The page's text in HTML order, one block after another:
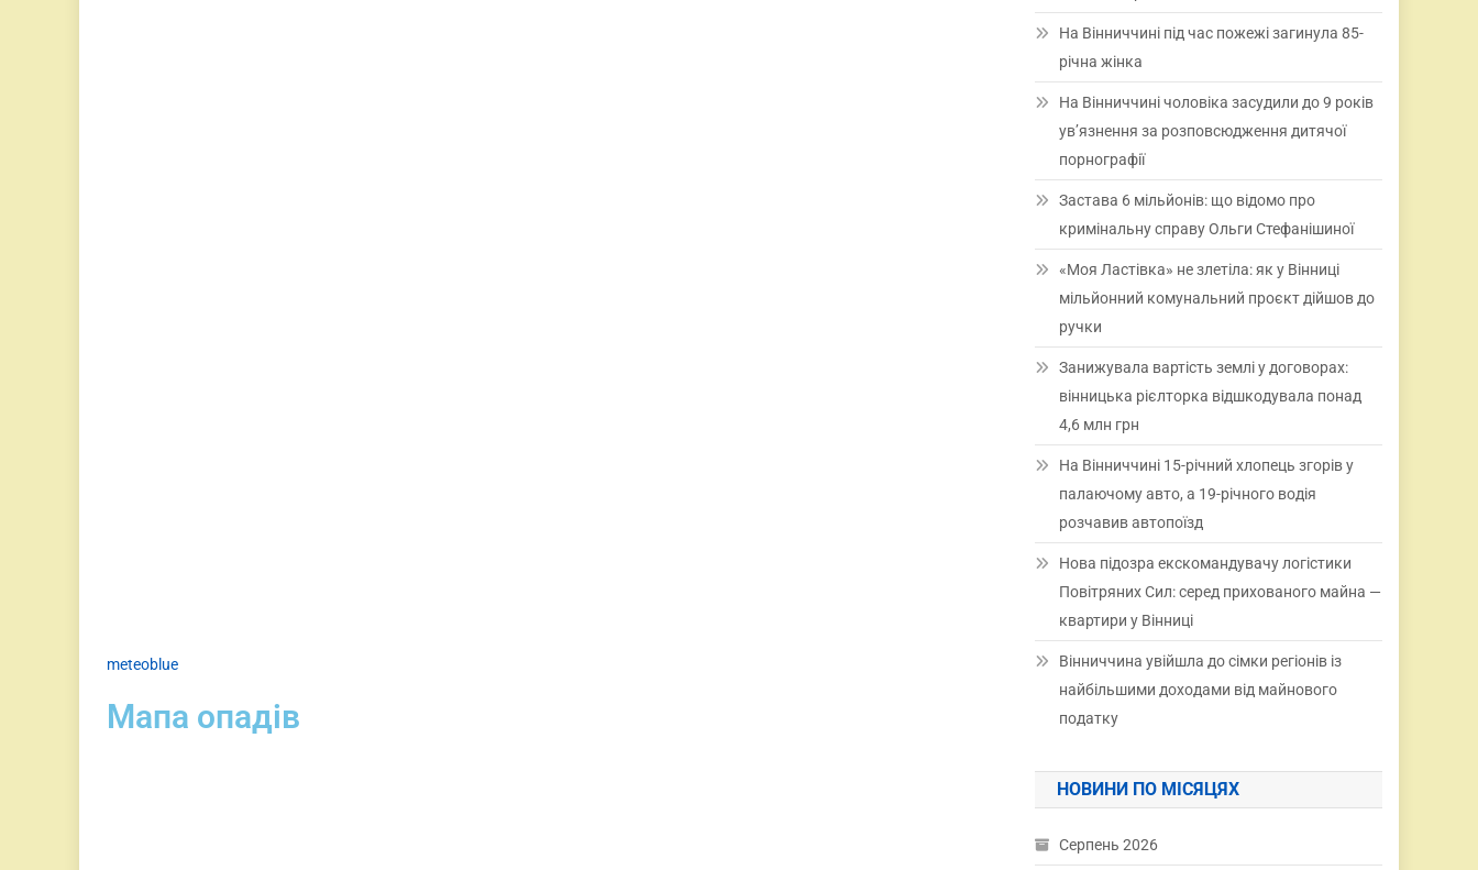
meteoblue
Мапа опадів
На Вінниччині під час пожежі загинула 85-
річна жінка
На Вінниччині чоловіка засудили до 9 років
ув’язнення за розповсюдження дитячої
порнографії
Застава 6 мільйонів: що відомо про
кримінальну справу Ольги Стефанішиної
«Моя Ластівка» не злетіла: як у Вінниці
мільйонний комунальний проєкт дійшов до
ручки
Занижувала вартість землі у договорах:
вінницька рієлторка відшкодувала понад
4,6 млн грн
На Вінниччині 15-річний хлопець згорів у
палаючому авто, а 19-річного водія
розчавив автопоїзд
Нова підозра екскомандувачу логістики
Повітряних Сил: серед прихованого майна —
квартири у Вінниці
Вінниччина увійшла до сімки регіонів із
найбільшими доходами від майнового
податку
НОВИНИ ПО МІСЯЦЯХ
Серпень 2026